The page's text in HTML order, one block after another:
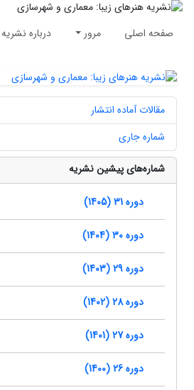
صفحه اصلی مرور درباره نشریه
مقالات آماده انتشار
شماره جاری
شماره‌های پیشین نشریه
دوره 31 (1405)
دوره 30 (1404)
دوره 29 (1403)
دوره 28 (1402)
دوره 27 (1401)
دوره 26 (1400)